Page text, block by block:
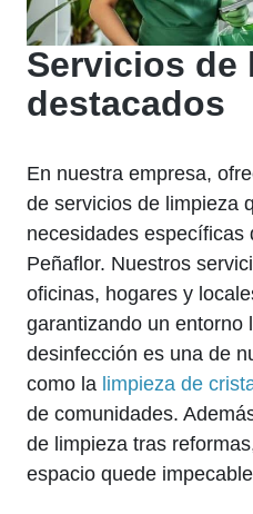
Servicios de
destacados
En nuestra empresa,
de servicios de limpieza
necesidades específicas
Peñaflor. Nuestros
oficinas, hogares y
garantizando un entorno
desinfección es una de
como la limpieza de
de comunidades.
de limpieza tras
espacio quede